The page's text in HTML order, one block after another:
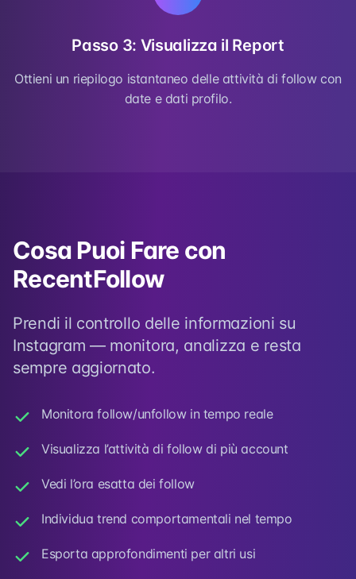
Passo 3: Visualizza il Report
Ottieni un riepilogo istantaneo delle attività di follow con
date e dati profilo.
Cosa Puoi Fare con
RecentFollow
Prendi il controllo delle informazioni su
Instagram — monitora, analizza e resta
sempre aggiornato.
Monitora follow/unfollow in tempo reale
Visualizza l’attività di follow di più account
Vedi l’ora esatta dei follow
Individua trend comportamentali nel tempo
Esporta approfondimenti per altri usi